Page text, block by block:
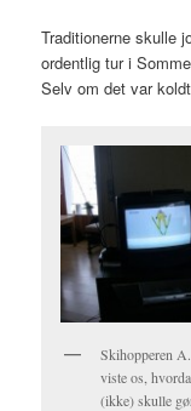
Traditionerne skulle
ordentlig tur i
Selv om det var
Skihopperen
viste os,
(ikke) skulle